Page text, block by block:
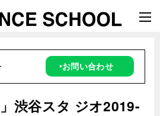
‣お問い合わせ
渋谷スタ ジオ2019-